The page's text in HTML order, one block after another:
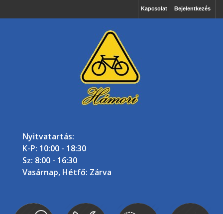
Bejelentkezés
Kapcsolat
Nyitvatartás:
K-P: 10:00 - 18:30
Sz: 8:00 - 16:30
Vasárnap, Hétfő: Zárva